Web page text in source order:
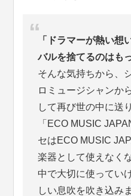
「ドラマーが熱い想
バルを捨てるのはも
そんな気持ちから、
ロミュージシャンか
して再び世の中に送
「ECO MUSIC
セはECO MUSIC
楽器として使えなく
中で大切に使ってい
しい息吹を吹き込み